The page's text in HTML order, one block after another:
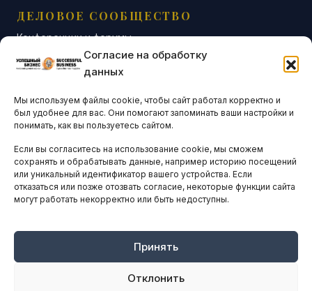
Согласие на обработку
данных
Мы используем файлы cookie, чтобы сайт работал корректно и
был удобнее для вас. Они помогают запоминать ваши настройки и
понимать, как вы пользуетесь сайтом.
Если вы согласитесь на использование cookie, мы сможем
сохранять и обрабатывать данные, например историю посещений
или уникальный идентификатор вашего устройства. Если
отказаться или позже отозвать согласие, некоторые функции сайта
могут работать некорректно или быть недоступны.
Принять
Отклонить
ДЕЛОВОЕ СООБЩЕСТВО
Конференции и форумы
Бизнес-клубы и ассоциации
Остальные новости
АНАЛИТИКА И СТАТИСТИКА
ARTICLES IN ENGLISH
НАВИГАЦИЯ
Оплата онлайн